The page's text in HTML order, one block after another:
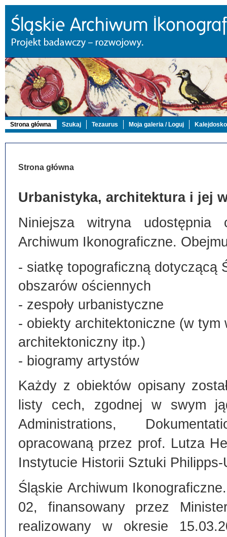
Strona główna Szukaj Tezaurus Moja galeria / Loguj
Strona główna
Urbanistyka, architektura i jej
Niniejsza witryna
Archiwum Ikonograficzne.
- siatkę topograficzną dotyczącą
obszarów ościennych
- zespoły urbanistyczne
- obiekty architektoniczne (w
architektoniczny itp.)
- biogramy artystów
Każdy z obiektów opisany
listy cech, zgodnej w swym
Administrations,
opracowaną przez prof. Lutza
Instytucie Historii Sztuki
Śląskie Archiwum
02, finansowany przez
realizowany w okresie